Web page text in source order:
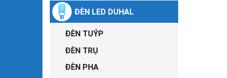
ĐÈN LED DUHAL
ĐÈN TUÝP
ĐÈN TRỤ
ĐÈN PHA